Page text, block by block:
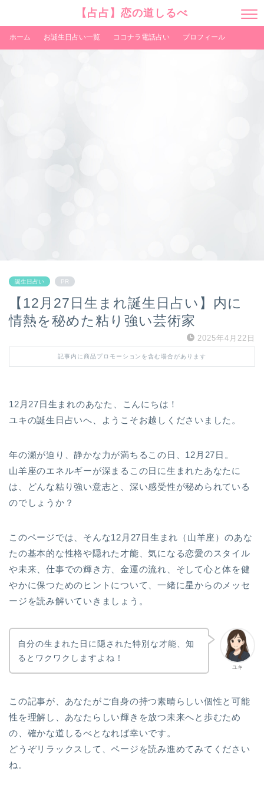
E
U
【占占】恋の道しるべ
ホーム お誕生日占い一覧 ココナラ電話占い プロフィール
誕生日占い PR
【12月27日生まれ誕生日占い】内に
情熱を秘めた粘り強い芸術家
2025年4月22日
記事内に商品プロモーションを含む場合があります
12月27日生まれのあなた、こんにちは！
ユキの誕生日占いへ、ようこそお越しくださいました。
年の瀬が迫り、静かな力が満ちるこの日、12月27日。
山羊座のエネルギーが深まるこの日に生まれたあなたに
は、どんな粘り強い意志と、深い感受性が秘められている
のでしょうか？
このページでは、そんな12月27日生まれ（山羊座）のあな
たの基本的な性格や隠れた才能、気になる恋愛のスタイル
や未来、仕事での輝き方、金運の流れ、そして心と体を健
やかに保つためのヒントについて、一緒に星からのメッセ
ージを読み解いていきましょう。
ユキ
自分の生まれた日に隠された特別な才能、知
るとワクワクしますよね！
この記事が、あなたがご自身の持つ素晴らしい個性と可能
性を理解し、あなたらしい輝きを放つ未来へと歩むため
の、確かな道しるべとなれば幸いです。
どうぞリラックスして、ページを読み進めてみてください
ね。